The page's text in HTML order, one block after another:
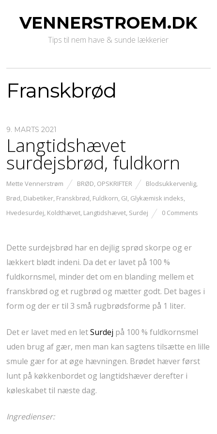
VENNERSTROEM.DK
Tips til nem have & sunde lækkerier
Franskbrød
9. MARTS 2021
Langtidshævet
surdejsbrød, fuldkorn
Mette Vennerstrøm BRØD, OPSKRIFTER Blodsukkervenlig,
Brød, Diabetiker, Franskbrød, Fuldkorn, GI, Glykæmisk indeks,
Hvedesurdej, Koldthævet, Langtidshævet, Surdej 0 Comments
Dette surdejsbrød har en dejlig sprød skorpe og er
lækkert blødt indeni. Da det er lavet på 100 %
fuldkornsmel, minder det om en blanding mellem et
franskbrød og et rugbrød og mætter godt. Det bages i
form og der er til 3 små rugbrødsforme på 1 liter.
Det er lavet med en letSurdej på 100 % fuldkornsmel
uden brug af gær, men man kan sagtens tilsætte en lille
smule gær for at øge hævningen. Brødet hæver først
lunt på køkkenbordet og langtidshæver derefter i
køleskabet til næste dag.
Ingredienser: